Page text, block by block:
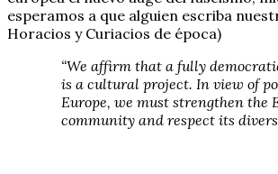
esperamos a que alguien escriba
Horacios y Curiacios de época)
“We affirm that a fully
is a cultural project. In view of
Europe, we must strengthen the
community and respect its